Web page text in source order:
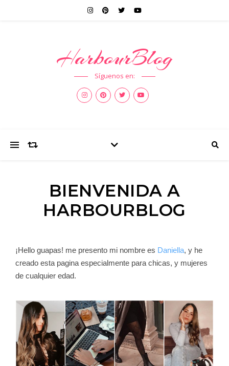
HarbourBlog
Síguenos en:
BIENVENIDA A
HARBOURBLOG
¡Hello guapas! me presento mi nombre es Daniella, y he
creado esta pagina especialmente para chicas, y mujeres
de cualquier edad.